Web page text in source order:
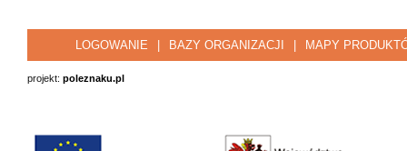
LOGOWANIE BAZY ORGANIZACJI MAPY
projekt: poleznaku.pl